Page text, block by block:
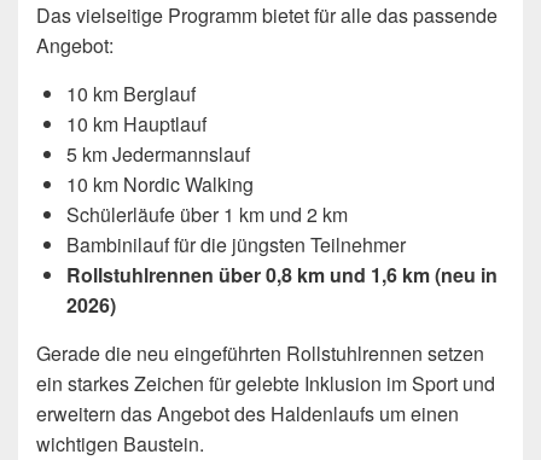
Das vielseitige Programm bietet für alle das passende
Angebot:
10 km Berglauf
10 km Hauptlauf
5 km Jedermannslauf
10 km Nordic Walking
Schülerläufe über 1 km und 2 km
Bambinilauf für die jüngsten Teilnehmer
Rollstuhlrennen über 0,8 km und 1,6 km (neu in
2026)
Gerade die neu eingeführten Rollstuhlrennen setzen
ein starkes Zeichen für gelebte Inklusion im Sport und
erweitern das Angebot des Haldenlaufs um einen
wichtigen Baustein.